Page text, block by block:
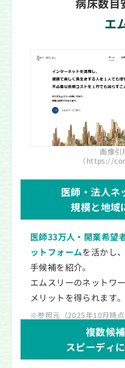
病床数
エ
画像引用元
（https://
医師・法人ネ
規模と地域
医師33万人・開業希望
ットフォームを活かし
手候補を紹介。
エムスリーのネットワ
メリットを得られます。
※参照元（2025年10月時
複数候
スピーディ